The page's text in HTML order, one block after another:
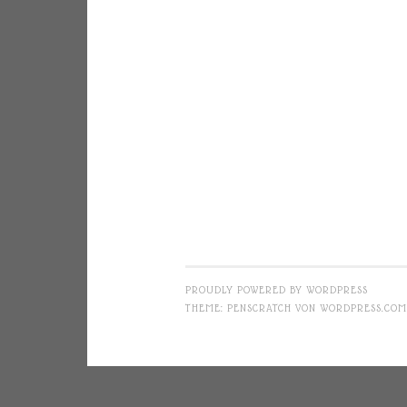
PROUDLY POWERED BY WORDPRESS
THEME: PENSCRATCH VON WORDPRESS.COM